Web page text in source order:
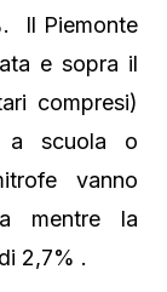
Il Piemonte
e sopra il
compresi)
a scuola o
vanno
mentre la
2,7% .